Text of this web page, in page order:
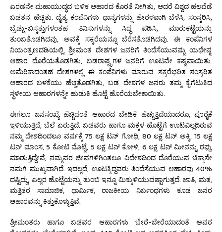
ಎರಡನೇ ಮಹಾಯುದ್ಧದ ಬಳಿಕ ಆಹಾರದ ಕೊರತೆ ನೀಗಿತು, ಆದರೆ ವಿಶ್ವದ ಹಲವೆಡೆ
ಬಡತನ ಹೆಚ್ಚಿತು. ದೈತ್ಯ ಕಂಪೆನಿಗಳು ಧಾನ್ಯಗಳನ್ನು ಹೇರಳವಾಗಿ ಬೆಳೆಸಿ, ಸಂಸ್ಕರಿಸಿ,
ಬ್ರೆಡ್ಡು-ಬಿಸ್ಕತ್ತುಗಳಂತಹ ತಿನಿಸುಗಳನ್ನು ಸಿದ್ಧ ಪಡಿಸಿ, ಮಾರುಕಟ್ಟೆಯನ್ನು
ತುಂಬತೊಡಗಿದವು, ಅವಕ್ಕೆ ಸಕ್ಕರೆಯನ್ನೂ ಬೆರೆಸತೊಡಗಿದವು. ಈ ಕಂಪೆನಿಗಳ
ನಿಯಂತ್ರಣದಡಿಯಲ್ಲಿ, ಶ್ರೀಮಂತ ದೇಶಗಳ ಜನರಿಗೆ ತಿಂದೆಸೆಯುವಷ್ಟು ಯಥೇಷ್ಟ
ಆಹಾರ ದೊರೆಯತೊಡಗಿತು, ಬಡರಾಷ್ಟ್ರಗಳ ಜನರಿಗೆ ಊಟವೇ ಕಷ್ಟವಾಯಿತು.
ಅಮೆರಿಕಾದಂತಹ ದೇಶಗಳಲ್ಲಿ ಈ ಕಂಪೆನಿಗಳು ಮಾರುವ ಸಕ್ಕರೆಭರಿತ ಸಂಸ್ಕರಿತ
ಆಹಾರದ ಬಳಕೆಯು ಹೆಚ್ಚತೊಡಗಿತು, ಬಡ ದೇಶಗಳ ಜನರು ತಮ್ಮ ಕೈಗೆಟುಕಿದ
ಸ್ಥಳೀಯ ಆಹಾರಗಳನ್ನೇ ಹುಡುಕಿ ಹೊಟ್ಟೆ ಹೊರೆಯಬೇಕಾಯಿತು.
ಈಗಲೂ ಜನಸಂಖ್ಯೆ ಹೆಚ್ಚಿದಂತೆ ಆಹಾರದ ಬೇಡಿಕೆ ಹೆಚ್ಚುತ್ತಿದೆಯಾದರೂ, ಪೂರೈಕೆ
ಇಳಿಯುತ್ತಿದೆ, ಬೆಲೆ ಏರುತ್ತಿದೆ. ಬಡವರು ಹಾಗೂ ಮಕ್ಕಳ ಹೊಟ್ಟೆಗೆ ಊಟವಿಲ್ಲದಿರುವ
ನಮ್ಮ ದೇಶದಿಂದಲೂ ವರ್ಷಕ್ಕೆ 75 ಲಕ್ಷ ಟನ್ ಗೋಧಿ, 80 ಲಕ್ಷ ಟನ್ ಅಕ್ಕಿ, 15 ಲಕ್ಷ
ಟನ್ ಮಾಂಸ, 5 ಕೋಟಿ ಮೊಟ್ಟೆ, 5 ಲಕ್ಷ ಟನ್ ಕೋಳಿ, 6 ಲಕ್ಷ ಟನ್ ಮೀನನ್ನು ರಫ್ತು
ಮಾಡುತ್ತಿದ್ದೇವೆ; ನಮ್ಮವರ ಜೀವಗಳಿಗಿಂತಲೂ ವಿದೇಶದಿಂದ ದೊರೆಯುವ ಚಿಕ್ಕಾಸೇ
ನಮಗೆ ಮುಖ್ಯವಾಗಿದೆ. ಇದಲ್ಲದೆ, ಊಟಕ್ಕಿದ್ದವರು ತಿಂದೆಸೆಯುವ ಆಹಾರವು 40%
ದಷ್ಟಿದ್ದು, ಎಲ್ಲರ ಹೊಟ್ಟೆಯನ್ನು ತುಂಬಿ ಇನ್ನೂ ಮಿಕ್ಕುಳಿಯುವಷ್ಟಾಗುತ್ತದೆ. ಜಾತಿ, ಮತ,
ಮತ್ತಿತರ ಸಾಮಾಜಿಕ, ಧಾರ್ಮಿಕ, ರಾಜಕೀಯ ನಿರ್ಬಂಧಗಳು ಕೂಡ ಜನರ
ಆಹಾರವನ್ನು ಕಿತ್ತುಕೊಳ್ಳುತ್ತಿವೆ.
ಶ್ರೀಮಂತರು ಹಾಗೂ ಬಡವರ ಆಹಾರಗಳು ಬೇರೆ-ಬೇರೆಯಾದಂತೆ ಅವರ